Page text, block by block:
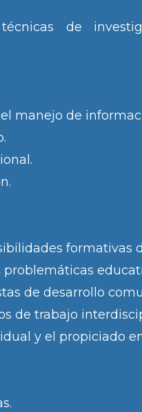
de
manejo de
formativas
de desarrollo
de trabajo
y el propiciado